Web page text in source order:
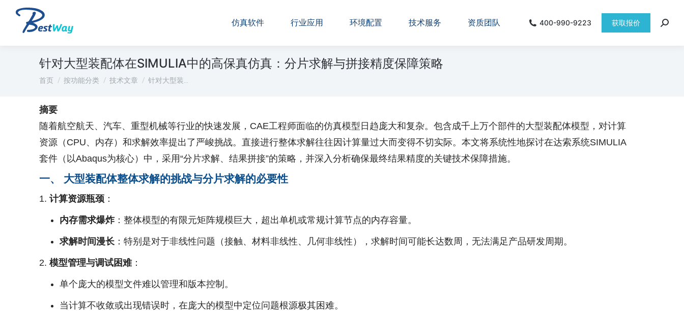
仿真软件 行业应用 环境配置 技术服务 资质团队 400-990-9223 获取报价
针对大型装配体在SIMULIA中的高保真仿真：分片求解与拼接精度保障策略
您在这里：
首页 按功能分类 技术文章 针对大型装…
摘要
随着航空航天、汽车、重型机械等行业的快速发展，CAE工程师面临的仿真模型日趋庞大和复杂。包含成千上万个部件的大型装配体模型，对计算
资源（CPU、内存）和求解效率提出了严峻挑战。直接进行整体求解往往因计算量过大而变得不切实际。本文将系统性地探讨在达索系统SIMULIA
套件（以Abaqus为核心）中，采用“分片求解、结果拼接”的策略，并深入分析确保最终结果精度的关键技术保障措施。
一、 大型装配体整体求解的挑战与分片求解的必要性
计算资源瓶颈 ：
内存需求爆炸：整体模型的有限元矩阵规模巨大，超出单机或常规计算节点的内存容量。
求解时间漫长 ：特别是对于非线性问题（接触、材料非线性、几何非线性），求解时间可能长达数周，无法满足产品研发周期。
模型管理与调试困难：
单个庞大的模型文件难以管理和版本控制。
当计算不收敛或出现错误时，在庞大的模型中定位问题根源极其困难。